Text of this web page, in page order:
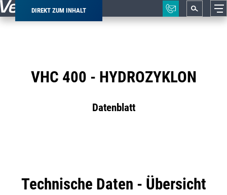
DIREKT ZUM INHALT
Pfadnavigation
VHC 400 - HYDROZYKLON
Datenblatt
Technische Daten - Übersicht